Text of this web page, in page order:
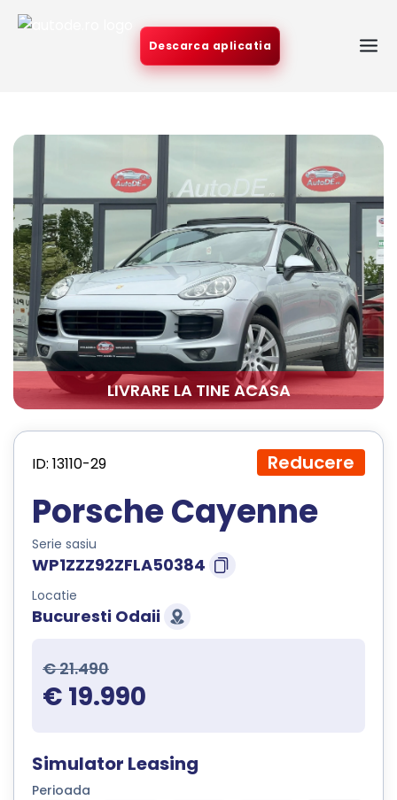
Descarca aplicatia
LIVRARE LA TINE ACASA
ID: 13110-29 Reducere
Porsche Cayenne
Serie sasiu
WP1ZZZ92ZFLA50384
Locatie
Bucuresti Odaii
€ 21.490
€ 19.990
Simulator Leasing
Perioada